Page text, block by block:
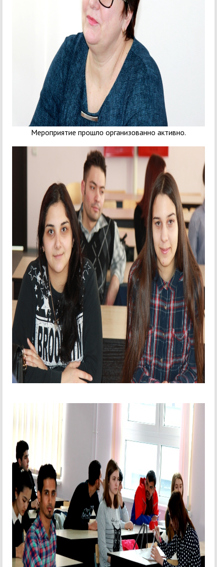
Мероприятие прошло организованно активно.